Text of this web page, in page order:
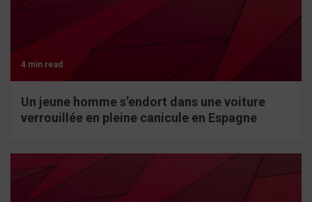
4 min read
Un jeune homme s’endort dans une voiture
verrouillée en pleine canicule en Espagne